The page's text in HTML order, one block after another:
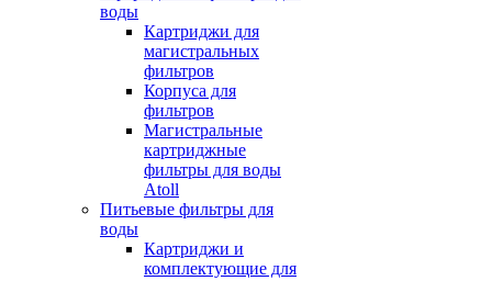
воды
Картриджи для
магистральных
фильтров
Корпуса для
фильтров
Магистральные
картриджные
фильтры для воды
Atoll
Питьевые фильтры для
воды
Картриджи и
комплектующие для